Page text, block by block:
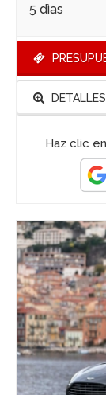
5 dìas
DETALLES
Haz clic